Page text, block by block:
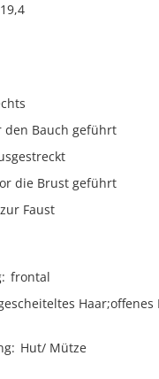
19,4
den Bauch geführt
die Brust geführt
zur Faust
frontal
Haar;offenes
Hut/ Mütze